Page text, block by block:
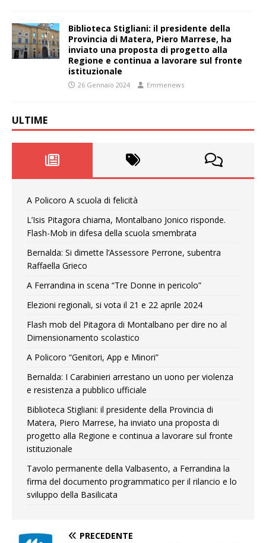
Biblioteca Stigliani: il presidente della
Provincia di Matera, Piero Marrese, ha
inviato una proposta di progetto alla
Regione e continua a lavorare sul fronte
istituzionale
26 Gennaio 2024 Emmenews
ULTIME
A Policoro A scuola di felicità
L’Isis Pitagora chiama, Montalbano Jonico risponde.
Flash-Mob in difesa della scuola smembrata
Bernalda: Si dimette l’Assessore Perrone, subentra
Raffaella Grieco
A Ferrandina in scena “Tre Donne in pericolo”
Elezioni regionali, si vota il 21 e 22 aprile 2024
Flash mob del Pitagora di Montalbano per dire no al
Dimensionamento scolastico
A Policoro “Genitori, App e Minori”
Bernalda: I Carabinieri arrestano un uono per violenza
e resistenza a pubblico ufficiale
Biblioteca Stigliani: il presidente della Provincia di
Matera, Piero Marrese, ha inviato una proposta di
progetto alla Regione e continua a lavorare sul fronte
istituzionale
Tavolo permanente della Valbasento, a Ferrandina la
firma del documento programmatico per il rilancio e lo
sviluppo della Basilicata
PRECEDENTE